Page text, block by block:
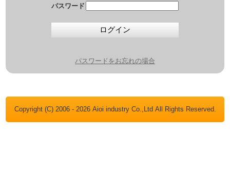
パスワード
パスワードをお忘れの場合
Copyright (C) 2006 - 2026 Aioi industry Co.,Ltd All Rights Reserved.